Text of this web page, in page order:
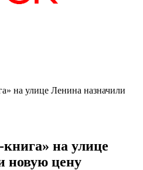
на улице Ленина назначили
на улице
новую цену